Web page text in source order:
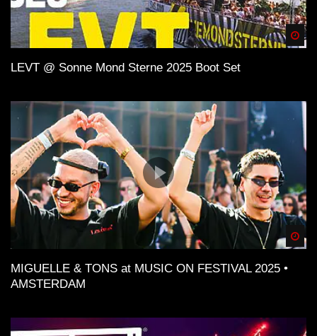
LEVT @ Sonne Mond Sterne 2025 Boot Set
MIGUELLE & TONS at MUSIC ON FESTIVAL 2025 •
AMSTERDAM